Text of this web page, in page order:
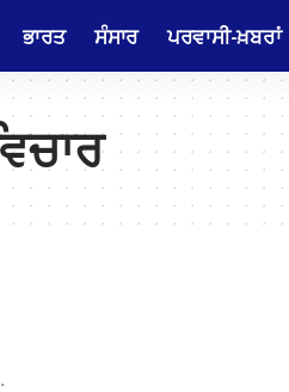
ਭਾਰਤ ਸੰਸਾਰ ਪਰਵਾਸੀ-ਖ਼ਬਰਾਂ